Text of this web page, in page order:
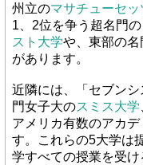
州立のマサチューセ
1、2位を争う超名門
スト大学や、東部の名
があります。
近隣には、「セブン
門女子大のスミス大学
アメリカ有数のアカ
す。これらの5大学は
学すべての授業を受